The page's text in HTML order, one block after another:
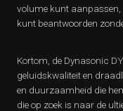
volume kunt
kunt beantwoorden
Kortom, de Dynasonic
geluidskwaliteit en
en duurzaamheid die
die op zoek is naar de